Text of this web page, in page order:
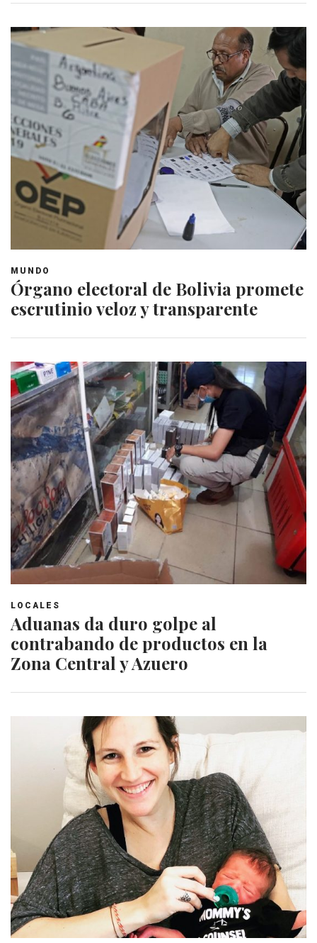
MUNDO
Órgano electoral de Bolivia promete
escrutinio veloz y transparente
LOCALES
Aduanas da duro golpe al
contrabando de productos en la
Zona Central y Azuero